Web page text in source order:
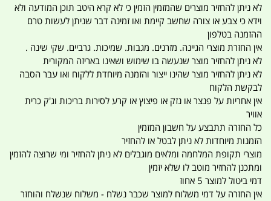
לא ניתן להחזיר מוצרים שהמזמין הזמין כי לא קרא היטב תוכן המודעה ולא
וידא כי צבע או צורה שחשב קיימת ואו זמינה דבר שניתן לעשות טרם
ההזמנה בטלפון
אין החזרת מוצרי הגיינה. מזרנים. מגבות. שמיכות. גרביים. שקי שינה .
לא ניתן להחזיר מוצר שנעשה בו שימוש ושאינו באריזה המקורית
לא ניתן להחזיר מוצר שהינו ייצור והזמנה מיוחדת ללקוח ואו עבר הסבה
לבקשת הלקוח
אין אחריות על פנצר או נזק או פיצוץ או קרע לסירות בריכות וג'ק כרית
אוויר
כל החזרה תתבצע על חשבון המזמין
הזמנות מיוחדות לא ניתן לבטל או להחזיר
מוצרי תקופת המלחמה ומלאים מוגבלים לא ניתן להחזיר ומי שרוצה להזמין
ומתכנן להחזיר מוטב לו שלא יזמין
דמי ביטול למוצר 5 אחוז
אין החזרה על דמי משלוח למוצר שכבר נשלח - משלוח שנשלח והוחזר